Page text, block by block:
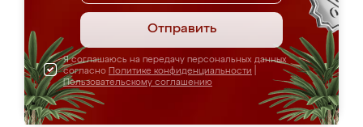
Отправить
Я соглашаюсь на передачу персональных данных
согласно Политике конфиденциальности
Пользовательскому соглашению